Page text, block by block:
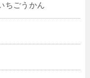
ちごうかん